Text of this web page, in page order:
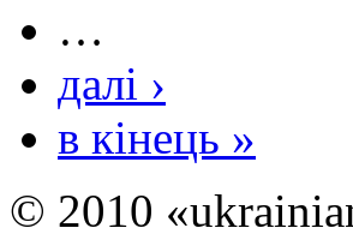
…
далі ›
в кінець »
© 2010